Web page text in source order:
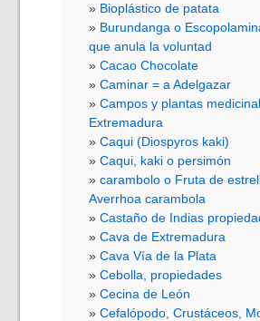
Bioplástico de patata
Burundanga o
que anula la voluntad
Cacao Chocolate
Caminar = a Adelgazar
Campos y plantas
Extremadura
Caqui (Diospyros kaki)
Caqui, kaki o persimón
carambolo o Fruta de
Averrhoa carambola
Castaño de Indias
Cava de Extremadura
Cava Vía de la Plata
Cebolla, propiedades
Cecina de León
Cefalópodo, Crustáceos,